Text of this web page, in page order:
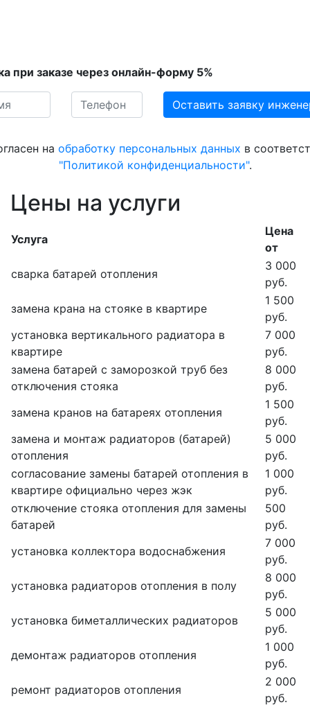
при заказе через онлайн-форму 5%
на обработку персональных данных в
"Политикой конфиденциальности".
Цены на услуги
Услуга
Цена
от
сварка батарей отопления
3 000
руб.
замена крана на стояке в квартире
1 500
руб.
установка вертикального радиатора в
квартире
7 000
руб.
замена батарей с заморозкой труб без
отключения стояка
8 000
руб.
замена кранов на батареях отопления
1 500
руб.
замена и монтаж радиаторов (батарей)
отопления
5 000
руб.
согласование замены батарей отопления в
квартире официально через жэк
1 000
руб.
отключение стояка отопления для замены
батарей
500
руб.
установка коллектора водоснабжения
7 000
руб.
установка радиаторов отопления в полу
8 000
руб.
установка биметаллических радиаторов
5 000
руб.
демонтаж радиаторов отопления
1 000
руб.
ремонт радиаторов отопления
2 000
руб.